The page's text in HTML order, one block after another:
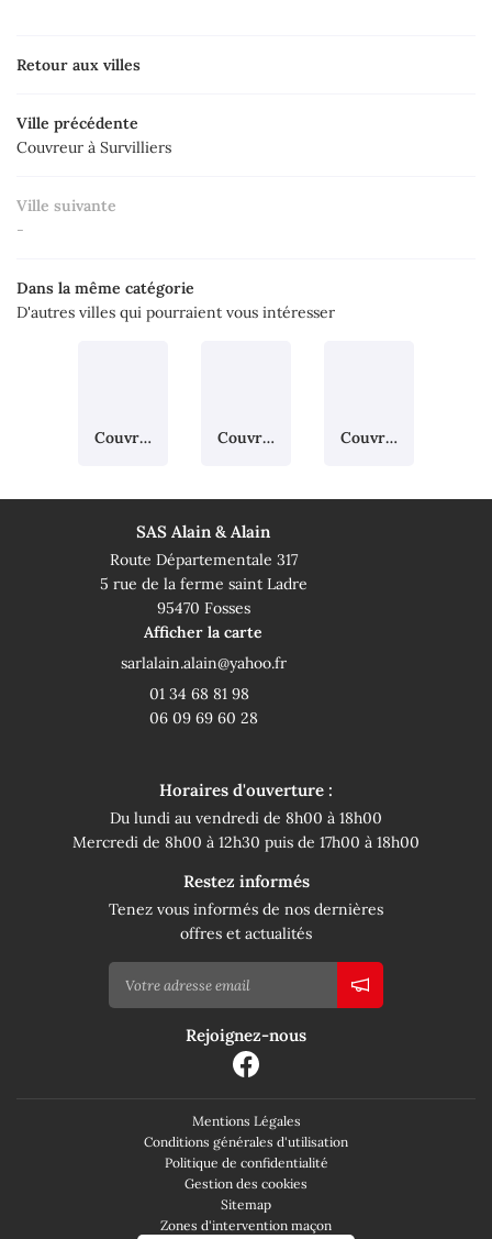
Retour aux villes
Ville précédente
Couvreur à Survilliers
Ville suivante
-
Dans la même catégorie
D'autres villes qui pourraient vous intéresser
Couvreur à Moussy-le-Vieux Couvreur à Puiseux-en-France Couvreur à Écouen
SAS Alain & Alain
Route Départementale 317
5 rue de la ferme saint Ladre
95470 Fosses
Afficher la carte
01 34 68 81 98
06 09 69 60 28
Horaires d'ouverture :
Du lundi au vendredi de 8h00 à 18h00
Mercredi de 8h00 à 12h30 puis de 17h00 à 18h00
Restez informés
Tenez vous informés de nos dernières
offres et actualités
Rejoignez-nous
Mentions Légales
Conditions générales d'utilisation
Politique de confidentialité
Gestion des cookies
Sitemap
Zones d'intervention maçon